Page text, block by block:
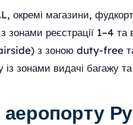
окремі магазини,
зонами реєстрації 1–4
з зоною duty-free та
із зонами видачі багажу